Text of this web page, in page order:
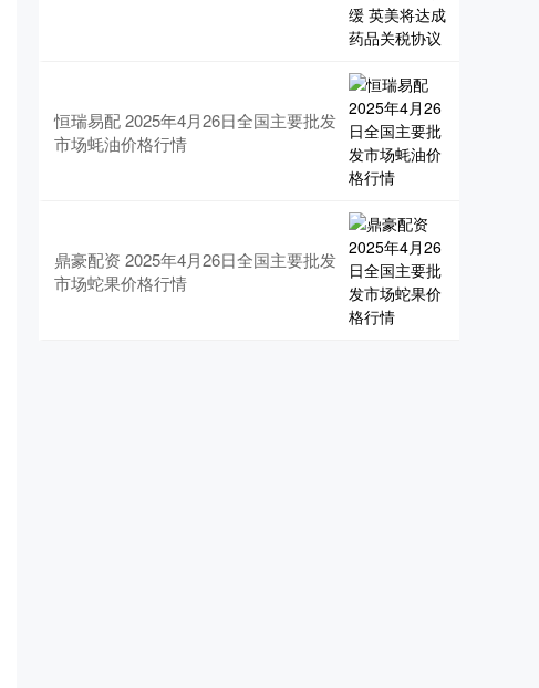
恒瑞易配 2025年4月26日全国主要批发
市场蚝油价格行情
鼎豪配资 2025年4月26日全国主要批发
市场蛇果价格行情